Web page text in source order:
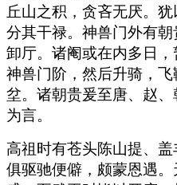
丘山之积，贪吝无厌。
分其干禄。神兽门外有
卸厅。诸阉或在内多日
神兽门阶，然后升骑，
坌。诸朝贵爰至唐、赵
为言。
高祖时有苍头陈山提、盖
俱驱驰便僻，颇蒙恩遇